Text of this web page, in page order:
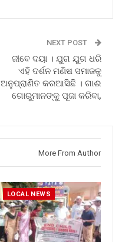
NEXT POST
ଜୀବେ ଦୟା । ଯୁଗ ଯୁଗ ଧରି
ଏହି ଦର୍ଶନ ମଣିଷ ସମାଜକୁ
ଅନୁପ୍ରାଣିତ କରଆସିଛି । ଗାଈ
ଗୋରୁମାନଙ୍କୁ ପୂଜା କରିବା,
More From Author
LOCAL NEWS